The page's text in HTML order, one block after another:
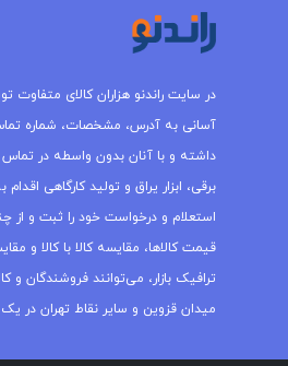
در سایت راندنو هزاران کالای
آسانی به آدرس، مشخصات، شماره
داشته و با آنان بدون واسطه در تماس
برقی، ابزار یراق و تولید کارگاهی
استعلام و درخواست خود را ثبت و از
قیمت کالاها، مقایسه کالا با کالا و
ترافیک بازار، می‌توانند فروشندگان و
میدان قزوین و سایر نقاط تهران در